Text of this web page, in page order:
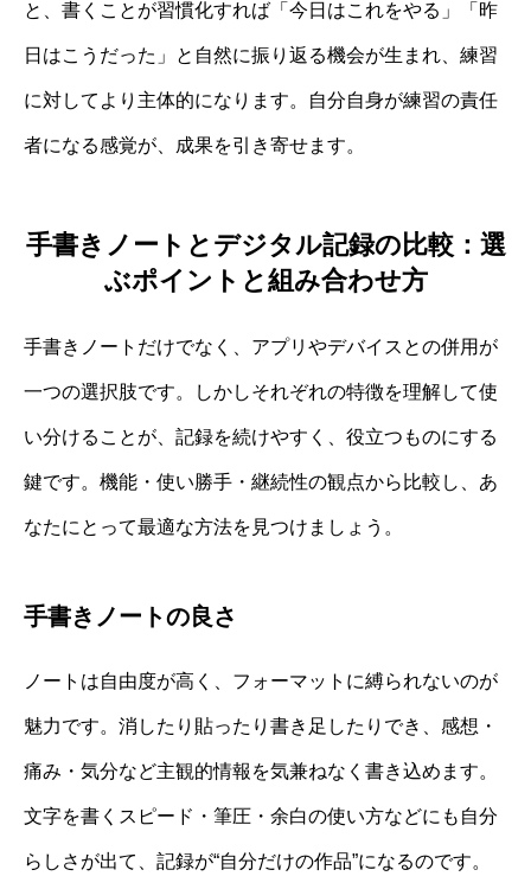
と、書くことが習慣化すれば「今日はこれをやる」「昨
日はこうだった」と自然に振り返る機会が生まれ、練習
に対してより主体的になります。自分自身が練習の責任
者になる感覚が、成果を引き寄せます。
手書きノートとデジタル記録の比較：選
ぶポイントと組み合わせ方
手書きノートだけでなく、アプリやデバイスとの併用が
一つの選択肢です。しかしそれぞれの特徴を理解して使
い分けることが、記録を続けやすく、役立つものにする
鍵です。機能・使い勝手・継続性の観点から比較し、あ
なたにとって最適な方法を見つけましょう。
手書きノートの良さ
ノートは自由度が高く、フォーマットに縛られないのが
魅力です。消したり貼ったり書き足したりでき、感想・
痛み・気分など主観的情報を気兼ねなく書き込めます。
文字を書くスピード・筆圧・余白の使い方などにも自分
らしさが出て、記録が“自分だけの作品”になるのです。